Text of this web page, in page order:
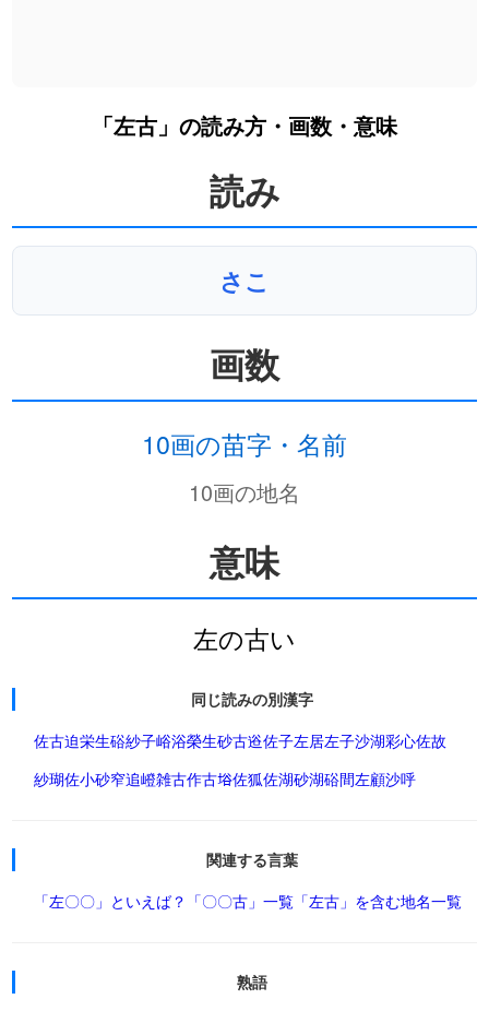
「左古」の読み方・画数・意味
読み
さこ
画数
10画の苗字・名前
10画の地名
意味
左の古い
同じ読みの別漢字
佐古迫栄生硲紗子峪浴榮生砂古逧佐子左居左子沙湖彩心佐故
紗瑚佐小砂窄追嶝雑古作古﨏佐狐佐湖砂湖硲間左顧沙呼
関連する言葉
「左〇〇」といえば？ 「〇〇古」一覧 「左古」を含む地名一覧
熟語